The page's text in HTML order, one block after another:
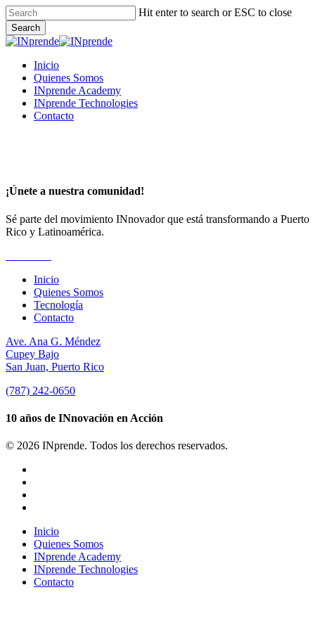
Skip
to
main
content
Hit enter to search or ESC to close
Search
Close
Menu
Inicio
Quienes Somos
INprende Academy
INprende Technologies
Contacto
¡Únete a nuestra comunidad!
Sé parte del movimiento INnovador que está transformando a Puerto
Rico y Latinoamérica.
Inicio
Quienes Somos
Tecnología
Contacto
Ave. Ana G. Méndez
Cupey Bajo
San Juan, Puerto Rico
(787) 242-0650
10 años de INnovación en Acción
© 2026 INprende. Todos los derechos reservados.
Close
Menu
Inicio
Quienes Somos
INprende Academy
INprende Technologies
Contacto